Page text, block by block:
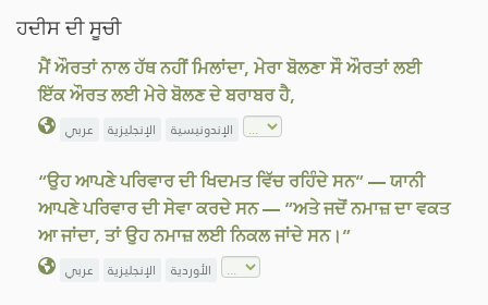
ਹਦੀਸ ਦੀ ਸੂਚੀ
ਮੈਂ ਔਰਤਾਂ ਨਾਲ ਹੱਥ ਨਹੀਂ ਮਿਲਾਂਦਾ, ਮੇਰਾ ਬੋਲਣਾ ਸੌ ਔਰਤਾਂ ਲਈ
ਇੱਕ ਔਰਤ ਲਈ ਮੇਰੇ ਬੋਲਣ ਦੇ ਬਰਾਬਰ ਹੈ,
عربي الإنجليزية الإندونيسية
“ਉਹ ਆਪਣੇ ਪਰਿਵਾਰ ਦੀ ਖਿਦਮਤ ਵਿੱਚ ਰਹਿੰਦੇ ਸਨ” — ਯਾਨੀ
ਆਪਣੇ ਪਰਿਵਾਰ ਦੀ ਸੇਵਾ ਕਰਦੇ ਸਨ — “ਅਤੇ ਜਦੋਂ ਨਮਾਜ਼ ਦਾ ਵਕਤ
ਆ ਜਾਂਦਾ, ਤਾਂ ਉਹ ਨਮਾਜ਼ ਲਈ ਨਿਕਲ ਜਾਂਦੇ ਸਨ।”
عربي الإنجليزية الأوردية